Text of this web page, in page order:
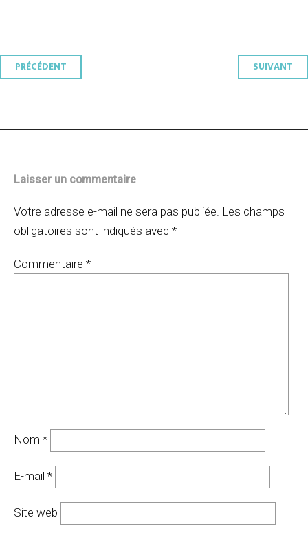
Navigation
PRÉCÉDENT SUIVANT
Laisser un commentaire
Votre adresse e-mail ne sera pas publiée. Les champs
obligatoires sont indiqués avec *
Commentaire *
Nom *
E-mail *
Site web